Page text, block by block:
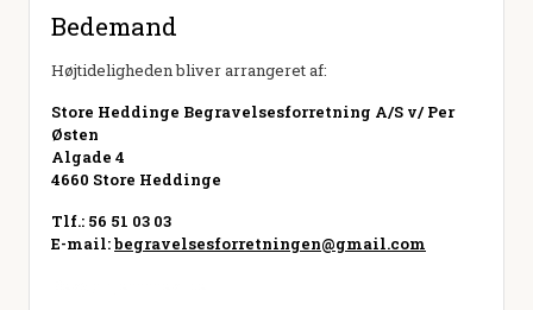
Bedemand
Højtideligheden bliver arrangeret af:
Store Heddinge Begravelsesforretning A/S v/ Per
Østen
Algade 4
4660 Store Heddinge
Tlf.: 56 51 03 03
E-mail:begravelsesforretningen@gmail.com